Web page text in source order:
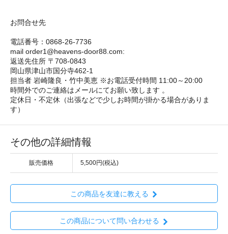
お問合せ先
電話番号：0868-26-7736
mail order1@heavens-door88.com:
返送先住所 〒708-0843
岡山県津山市国分寺462-1
担当者 岩崎隆良・竹中美恵 ※お電話受付時間 11:00～20:00
時間外でのご連絡はメールにてお願い致します 。
定休日・不定休（出張などで少しお時間が掛かる場合がありま
す）
その他の詳細情報
販売価格 5,500円(税込)
この商品を友達に教える
この商品について問い合わせる